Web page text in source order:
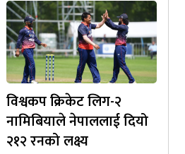
विश्वकप क्रिकेट लिग-२
नामिबियाले नेपाललाई दियो
२१२ रनको लक्ष्य